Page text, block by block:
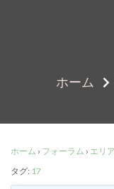
ホーム
ホーム › フォーラム › エリ
タグ: 17